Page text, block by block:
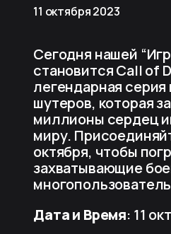
11 октября 2023
Сегодня нашей
становится Call of
легендарная
шутеров, которая
миллионы сердец
миру.
октября, чтобы
захватывающие
Дата и Время: 11